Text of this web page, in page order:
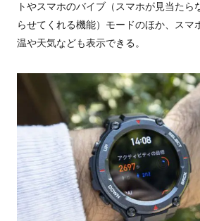
トやスマホのバイブ（スマホが見当たら
らせてくれる機能）モードのほか、スマ
温や天気なども表示できる。